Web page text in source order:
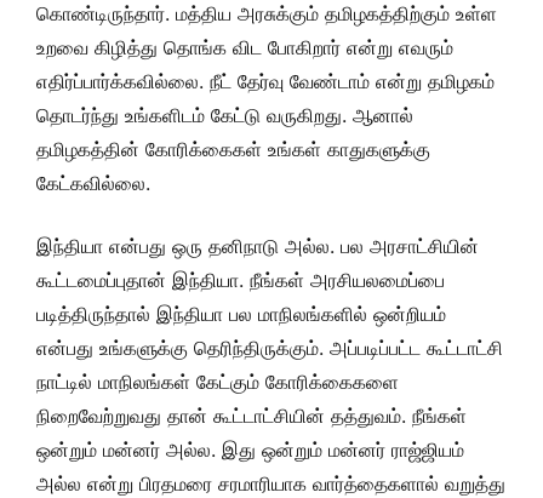
கொண்டிருந்தார். மத்திய அரசுக்கும் தமிழகத்திற்கும் உள்ள
உறவை கிழித்து தொங்க விட போகிறார் என்று எவரும்
எதிர்ப்பார்க்கவில்லை. நீட் தேர்வு வேண்டாம் என்று தமிழகம்
தொடர்ந்து உங்களிடம் கேட்டு வருகிறது. ஆனால்
தமிழகத்தின் கோரிக்கைகள் உங்கள் காதுகளுக்கு
கேட்கவில்லை.
இந்தியா என்பது ஒரு தனிநாடு அல்ல. பல அரசாட்சியின்
கூட்டமைப்புதான் இந்தியா. நீங்கள் அரசியலமைப்பை
படித்திருந்தால் இந்தியா பல மாநிலங்களில் ஒன்றியம்
என்பது உங்களுக்கு தெரிந்திருக்கும். அப்படிப்பட்ட கூட்டாட்சி
நாட்டில் மாநிலங்கள் கேட்கும் கோரிக்கைகளை
நிறைவேற்றுவது தான் கூட்டாட்சியின் தத்துவம். நீங்கள்
ஒன்றும் மன்னர் அல்ல. இது ஒன்றும் மன்னர் ராஜ்ஜியம்
அல்ல என்று பிரதமரை சரமாரியாக வார்த்தைகளால் வறுத்து